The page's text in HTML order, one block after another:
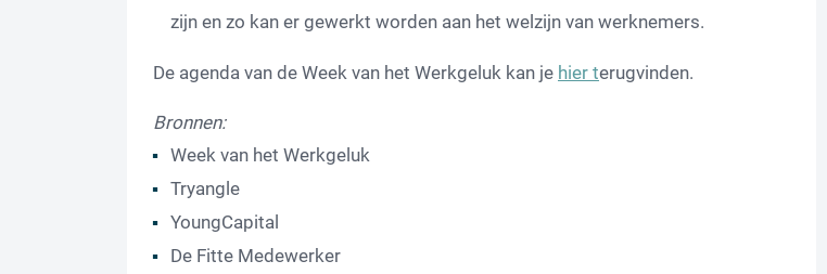
zijn en zo kan er gewerkt worden aan het welzijn van werknemers.
De agenda van de Week van het Werkgeluk kan je hier terugvinden.
Bronnen:
Week van het Werkgeluk
Tryangle
YoungCapital
De Fitte Medewerker